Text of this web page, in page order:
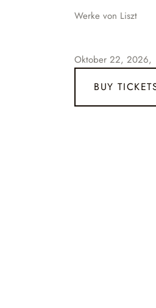
Werke von Liszt
Oktober 22, 2026,
BUY